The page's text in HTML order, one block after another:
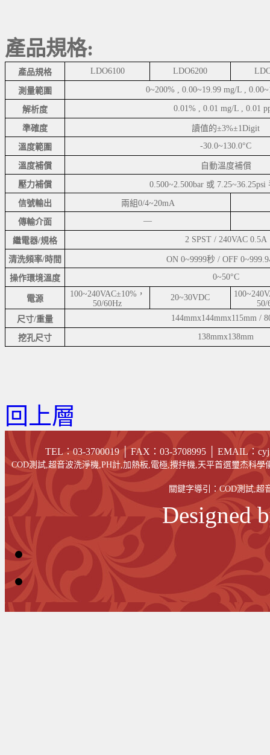
產品規格:
產品規格 LDO6100 LDO6200
測量範圍 0~200% , 0.00~19.99 mg/L ,
解析度 0.01% , 0.01 mg/L , 0.01
準確度 讀值的±3%±1Digit
溫度範圍 -30.0~130.0°C
溫度補償 自動溫度補償
壓力補償 0.500~2.500bar 或 7.25~36.25psi
信號輸出 兩組0/4~20mA
傳輸介面 —
繼電器/規格 2 SPST / 240VAC 0.5A
清洗頻率/時間 ON 0~9999秒 / OFF
操作環境溫度 0~50°C
電源
100~240VAC±10%，
50/60Hz
20~30VDC
50/
尺寸/重量
144mmx144mmx115mm /
挖孔尺寸 138mmx138mm
回上層
TEL：03-3700019 │ FAX ：03-3708995 EMAIL：
COD測試,超音波洗淨機,PH計,加熱板,電極,攪拌機,天平首選璽杰科
關鍵字導引：COD測試,超
Designed